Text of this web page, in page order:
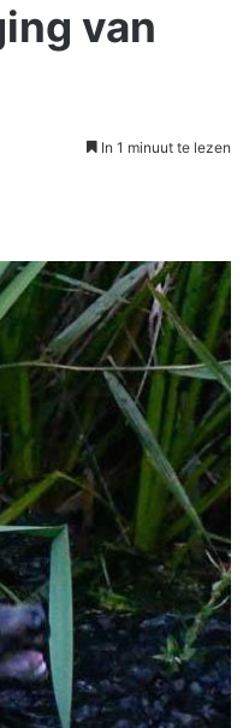
van
In 1 minuut te lezen